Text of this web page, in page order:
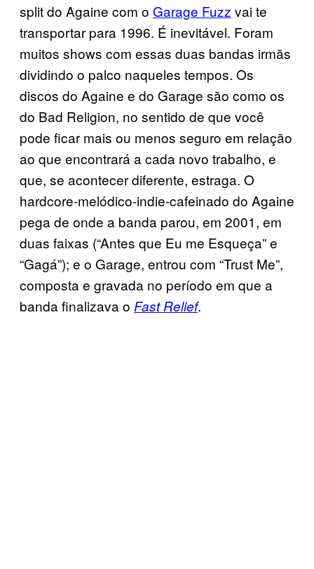
split do Againe com o Garage Fuzz vai te
transportar para 1996. É inevitável. Foram
muitos shows com essas duas bandas irmãs
dividindo o palco naqueles tempos. Os
discos do Againe e do Garage são como os
do Bad Religion, no sentido de que você
pode ficar mais ou menos seguro em relação
ao que encontrará a cada novo trabalho, e
que, se acontecer diferente, estraga. O
hardcore-melódico-indie-cafeinado do Againe
pega de onde a banda parou, em 2001, em
duas faixas (“Antes que Eu me Esqueça” e
“Gagá”); e o Garage, entrou com “Trust Me”,
composta e gravada no período em que a
banda finalizava o Fast Relief.